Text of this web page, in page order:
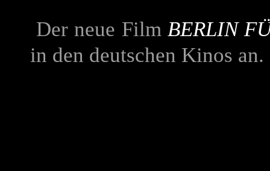
Der neue Film BERLIN
in den deutschen Kinos an.